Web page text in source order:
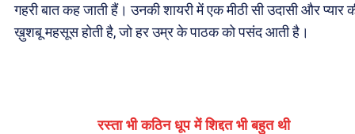
गहरी बात कह जाती हैं। उनकी शायरी में एक मीठी सी उदासी और प्यार
ख़ुशबू महसूस होती है, जो हर उम्र के पाठक को पसंद आती है।
रस्ता भी कठिन धूप में शिद्दत भी बहुत थी